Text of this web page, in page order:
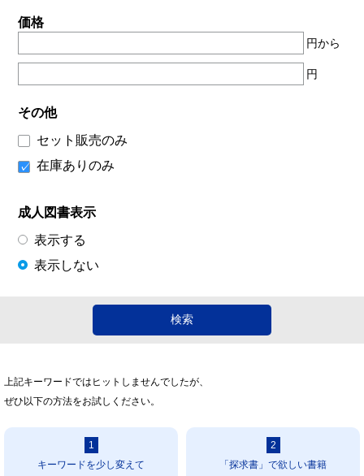
価格
円から
円
その他
セット販売のみ
在庫ありのみ
成人図書表示
表示する
表示しない
上記キーワードではヒットしませんでしたが、
ぜひ以下の方法をお試しください。
1
キーワードを少し変えて
2
「探求書」で欲しい書籍